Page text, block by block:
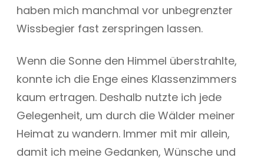
haben mich manchmal vor unbegrenzter
Wissbegier fast zerspringen lassen.
Wenn die Sonne den Himmel überstrahlte,
konnte ich die Enge eines Klassenzimmers
kaum ertragen. Deshalb nutzte ich jede
Gelegenheit, um durch die Wälder meiner
Heimat zu wandern. Immer mit mir allein,
damit ich meine Gedanken, Wünsche und